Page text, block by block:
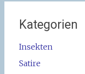
Kategorien
Insekten
Satire